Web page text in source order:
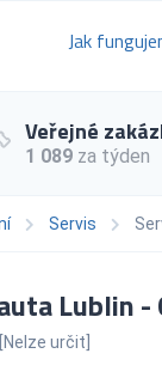
Jak
Veřejné
1 089 za týden
Servis
Lublin
[Nelze určit]